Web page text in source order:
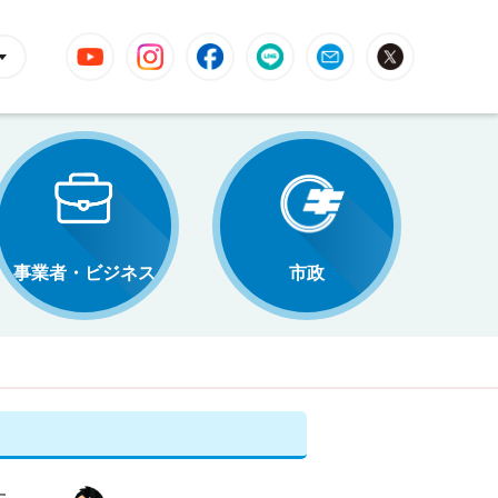
YouTube InstagramFacebookLINE Mail
事業者・ビジネス 市政